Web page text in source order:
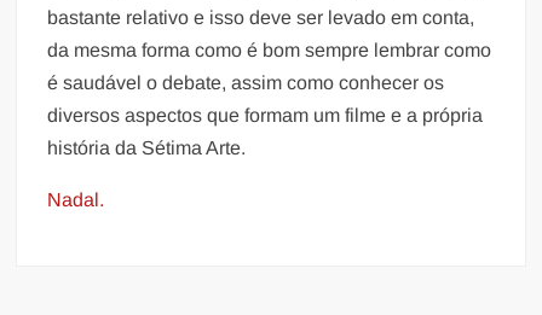
bastante relativo e isso deve ser levado em conta,
da mesma forma como é bom sempre lembrar como
é saudável o debate, assim como conhecer os
diversos aspectos que formam um filme e a própria
história da Sétima Arte.
Nadal.